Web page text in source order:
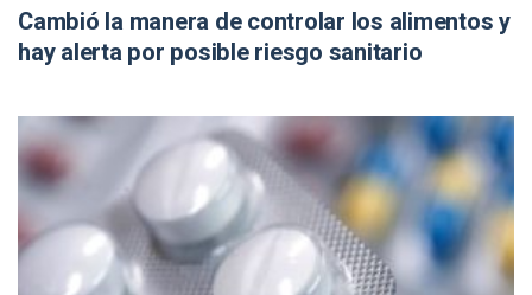
Cambió la manera de controlar los alimentos y
hay alerta por posible riesgo sanitario